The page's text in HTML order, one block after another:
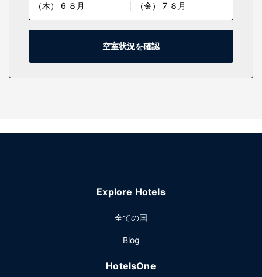
インチの薄型テレビでデジタルをご覧いただけるほか、WiFi
(無料)などもご利用いただけます。シャワー付き浴槽のある
専用バスルームには、バスアメニティ (無料)、ヘアドライヤ
施設
屋内プール、スチームサウナ、24 時間営業のフィットネスセ
用いただけます。
ョップ / カフェでも食事を提供しています。
リー サービス、24 時間対応フロントデスクをお使いいただ
（木） 6 ８月 （金） 7 ８月
空室状況を確認
Explore Hotels
全ての国
Blog
HotelsOne